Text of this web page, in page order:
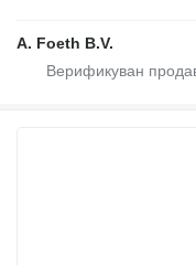
A. Foeth B.V.